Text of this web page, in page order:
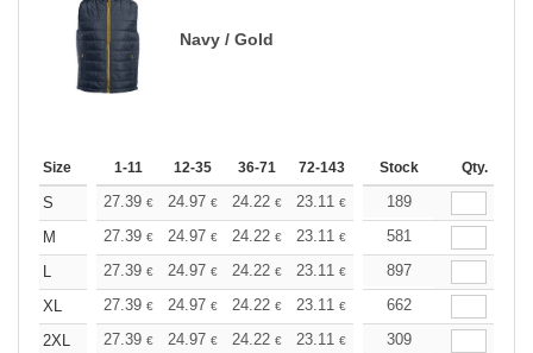
Navy / Gold
Size 1-11 12-35 36-71 72-143 144-287 288 +
Stock Qty.
S 27.39 € 24.97 € 24.22 € 23.11 € 21.80€
189
M
27.39 € 24.97 € 24.22 € 23.11 € 21.80€
581
L
27.39 € 24.97 € 24.22 € 23.11 € 21.80€
897
XL
27.39 € 24.97 € 24.22 € 23.11 € 21.80€
662
2XL
27.39 € 24.97 € 24.22 € 23.11 € 21.80€
309